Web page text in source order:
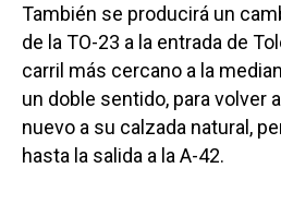
También se producirá un
de la TO-23 a la entrada de
carril más cercano a la
un doble sentido, para volver
nuevo a su calzada natural,
hasta la salida a la A-42.